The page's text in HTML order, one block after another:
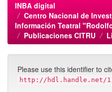
INBA digital
Centro Nacional de
Información Teatral
Publicaciones CITRU
Please use this identifier to
http://hdl.handle.net/